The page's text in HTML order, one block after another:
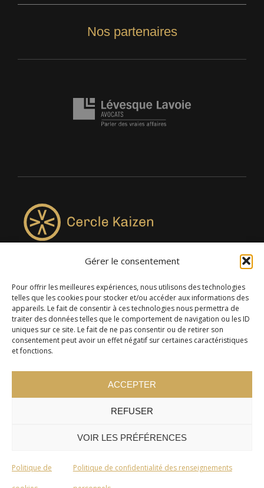
Gérer le consentement
Pour offrir les meilleures expériences, nous utilisons des technologies
telles que les cookies pour stocker et/ou accéder aux informations des
appareils. Le fait de consentir à ces technologies nous permettra de
traiter des données telles que le comportement de navigation ou les ID
uniques sur ce site. Le fait de ne pas consentir ou de retirer son
consentement peut avoir un effet négatif sur certaines caractéristiques
et fonctions.
ACCEPTER
REFUSER
VOIR LES PRÉFÉRENCES
Politique de Politique de confidentialité des renseignements
Nos partenaires
4957, rue Lionel-Groulx, bureau 819, Saint-Augustin-de-
Desmaures QC G3A 0M7
© 2024 Cercle Kaizen. Tous droits réservés -